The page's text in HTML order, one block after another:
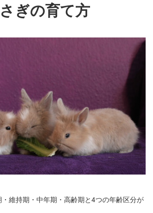
ぎの育て方
維持期・中年期・高齢期と4つの年齢区分が